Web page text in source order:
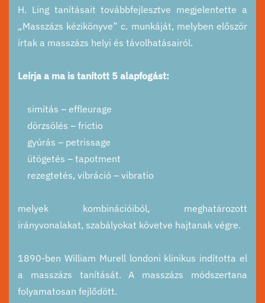
H. Ling tanításait továbbfejlesztve megjelentette a
„Masszázs kézikönyve” c. munkáját, melyben először
írtak a masszázs helyi és távolhatásairól.
Leírja a ma is tanított 5 alapfogást:
simítás – effleurage
dörzsölés – frictio
gyúrás – petrissage
ütögetés – tapotment
rezegtetés, vibráció – vibratio
melyek kombinációiból, meghatározott
irányvonalakat, szabályokat követve hajtanak végre.
1890-ben William Murell londoni klinikus indította el
a masszázs tanítását. A masszázs módszertana
folyamatosan fejlődött.